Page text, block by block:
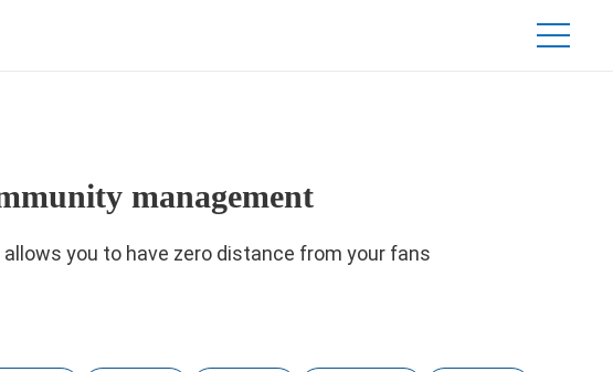
management
you to have zero distance from your fans